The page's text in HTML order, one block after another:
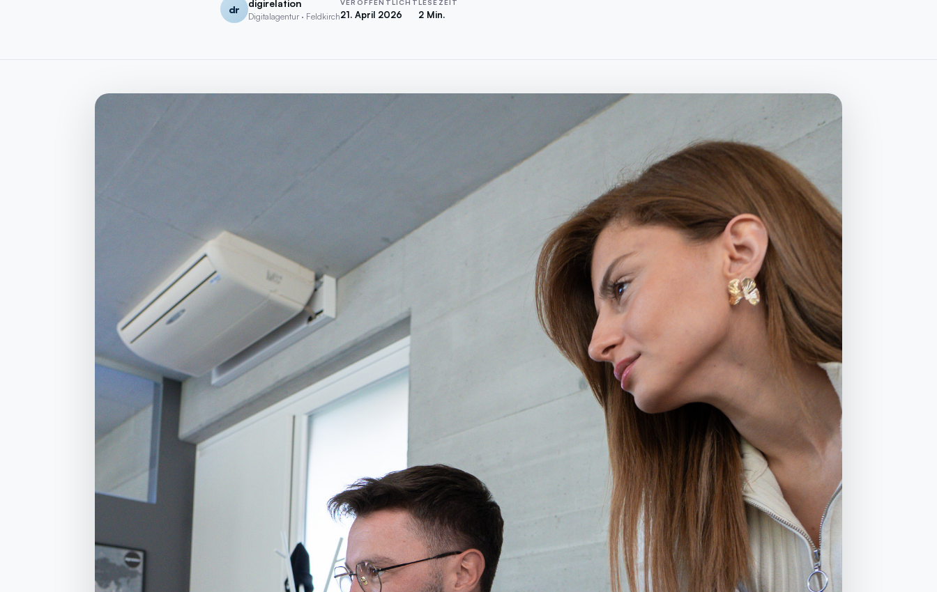
· SEO-Analyse + 15 Min. Call mit Experte
dr
digirelation
Digitalagentur · Feldkirch
VERÖFFENTLICHT
21. April 2026
LESEZEIT
2 Min.